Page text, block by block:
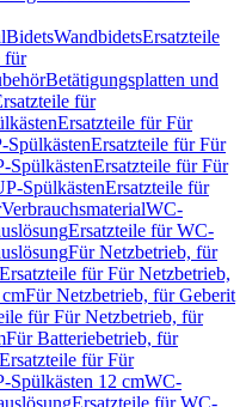
BidetsWandbidetsErsatzteile
für
Betätigungsplatten und
für
Ersatzteile für Für
SpülkästenErsatzteile für Für
SpülkästenErsatzteile für Für
SpülkästenErsatzteile für
VerbrauchsmaterialWC-
Ersatzteile für WC-
Für Netzbetrieb, für
Ersatzteile für Für Netzbetrieb,
Für Netzbetrieb, für Geberit
für Für Netzbetrieb, für
Für Batteriebetrieb, für
Ersatzteile für Für
Spülkästen 12 cmWC-
Ersatzteile für WC-